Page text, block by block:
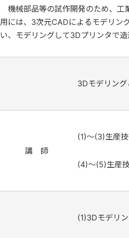
機械部品等の試作開発のため、工
用には、3次元CADによるモデリン
い、モデリングして3Dプリンタで
3Dモデリン
講 師
(1)～(3)生産
(4)～(5)生産
(1)3Dモデリ